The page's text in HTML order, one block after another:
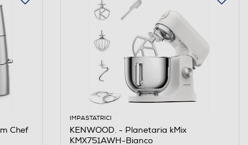
Chef
IMPASTATRICI
KENWOOD. - Planetaria kMix
KMX751AWH-Bianco